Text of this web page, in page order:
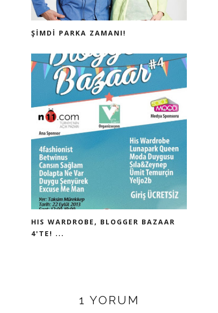
ŞİMDİ PARKA ZAMANI!
HIS WARDROBE, BLOGGER BAZAAR
4'TE! ...
1 YORUM